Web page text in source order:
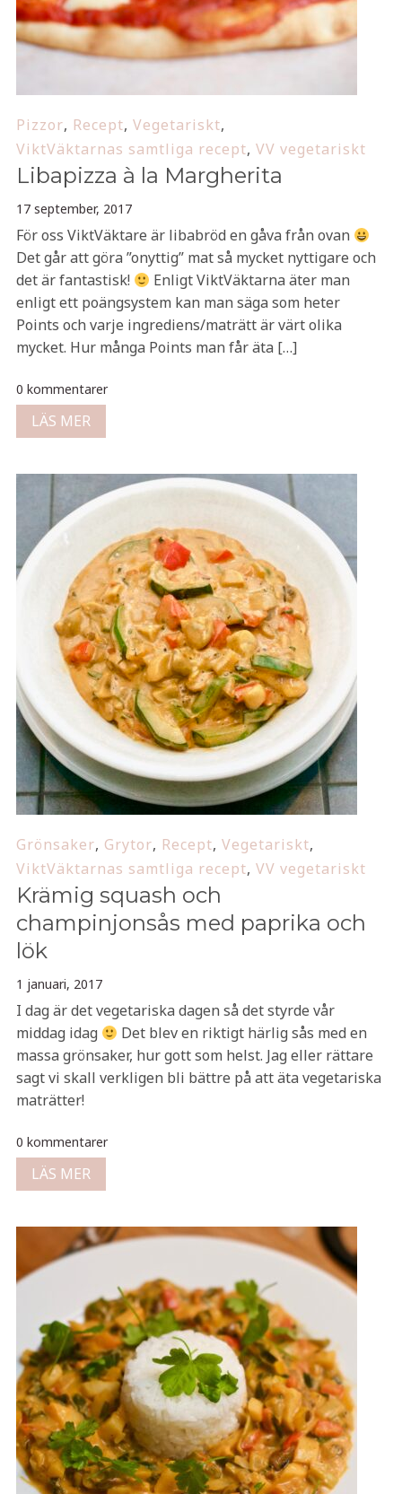
Pizzor, Recept, Vegetariskt,
ViktVäktarnas samtliga recept, VV vegetariskt
Libapizza à la Margherita
17 september, 2017
För oss ViktVäktare är libabröd en gåva från ovan
Det går att göra ”onyttig” mat så mycket nyttigare och
det är fantastisk!
Enligt ViktVäktarna äter man
enligt ett poängsystem kan man säga som heter
Points och varje ingrediens/maträtt är värt olika
mycket. Hur många Points man får äta […]
0 kommentarer
LÄS MER
Grönsaker, Grytor, Recept, Vegetariskt,
ViktVäktarnas samtliga recept, VV vegetariskt
Krämig squash och
champinjonsås med paprika och
lök
1 januari, 2017
I dag är det vegetariska dagen så det styrde vår
middag idag
Det blev en riktigt härlig sås med en
massa grönsaker, hur gott som helst. Jag eller rättare
sagt vi skall verkligen bli bättre på att äta vegetariska
maträtter!
0 kommentarer
LÄS MER